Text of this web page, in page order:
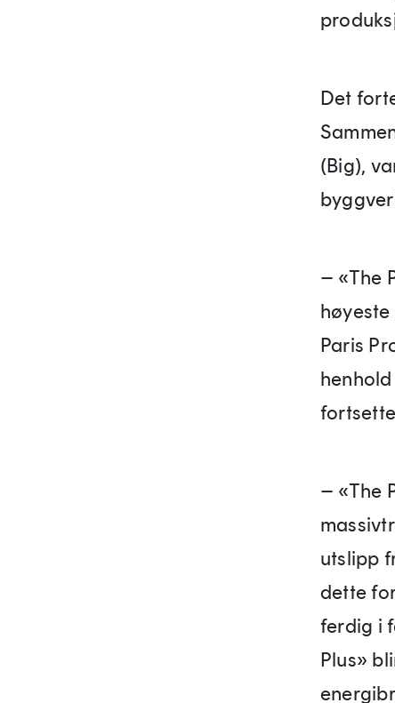
Det
(Big),
– «The
Paris
– «The
utslipp
dette
ferdig i
Plus»